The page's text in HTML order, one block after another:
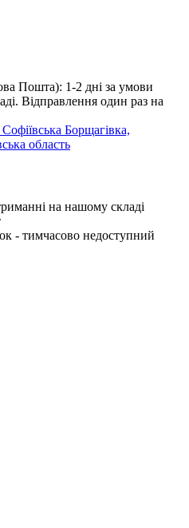
Пошта): 1-2 дні за умови
Відправлення один раз на
Борщагівка,
область
на нашому складі
- тимчасово недоступний